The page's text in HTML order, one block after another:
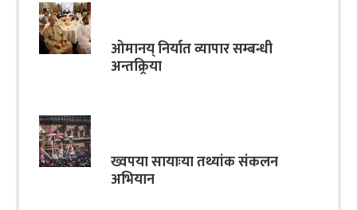
ओमानय् निर्यात व्यापार सम्बन्धी
अन्तक्र्रिया
ख्वपया सायाःया तथ्यांक संकलन
अभियान